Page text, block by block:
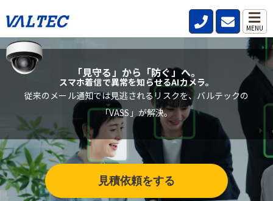
MENU
「見守る」から「防ぐ」へ。
スマホ着信で異常を知らせるAIカメラ。
従来のメール通知では見逃されるリスクを、バルテックの
「VASS」が解決。
見積依頼をする